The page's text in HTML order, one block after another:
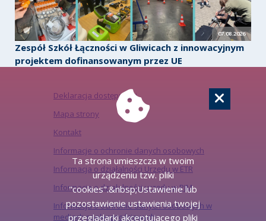
07.08.2026
Zespół Szkół Łączności w Gliwicach z innowacyjnym
projektem dofinansowanym przez UE
Deklaracja dostępności
Mapa strony
Kontakt
Informacje o ochronie danych osobowych
Informacja o działalności Urzędu w ETR
Informacja o działalności urzędu w PJM
Informacja o ochronie danych osobowych w
mediach społecznościowych
Ta strona umieszcza w twoim
urządzeniu tzw. pliki
"cookies".&nbsp;Ustawienie lub
pozostawienie ustawienia twojej
przeglądarki akceptującego pliki